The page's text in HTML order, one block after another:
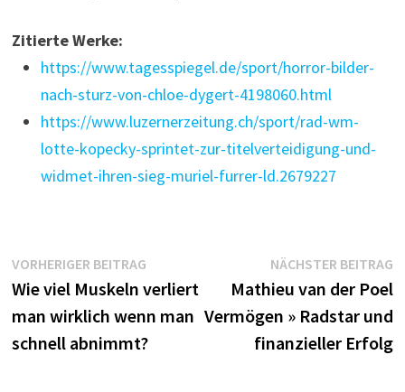
Zitierte Werke:
https://www.tagesspiegel.de/sport/horror-bilder-
nach-sturz-von-chloe-dygert-4198060.html
https://www.luzernerzeitung.ch/sport/rad-wm-
lotte-kopecky-sprintet-zur-titelverteidigung-und-
widmet-ihren-sieg-muriel-furrer-ld.2679227
Beitragsnavigation
VORHERIGER BEITRAGVorheriger
Beitrag:
Wie viel Muskeln verliert
man wirklich wenn man
schnell abnimmt?
NÄCHSTER BEITRAG
Mathieu van der Poel
Vermögen » Radstar und
finanzieller Erfolg